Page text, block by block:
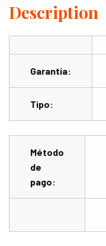
Description
Garantía:
Tipo:
Método
de
pago: